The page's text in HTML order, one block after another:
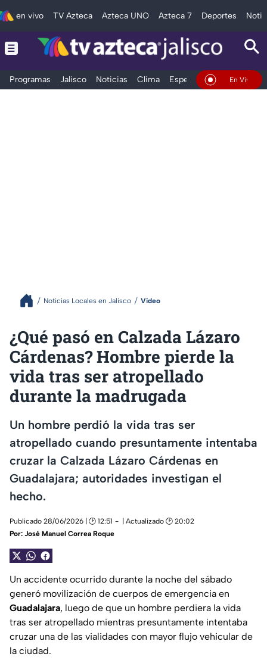
en vivo TV Azteca Azteca UNO Azteca 7 Deportes
Programas Jalisco Noticias Clima Espectáculos Deportes
En Vivo
Noticias Locales en Jalisco Video
¿Qué pasó en Calzada Lázaro
Cárdenas? Hombre pierde la
vida tras ser atropellado
durante la madrugada
Un hombre perdió la vida tras ser
atropellado cuando presuntamente intentaba
cruzar la Calzada Lázaro Cárdenas en
Guadalajara; autoridades investigan el
hecho.
Publicado 28/06/2026 | 🕑 12:51
| Actualizado 🕑 20:02
Por: José Manuel Correa Roque
Un accidente ocurrido durante la noche del sábado
generó movilización de cuerpos de emergencia en
Guadalajara, luego de que un hombre perdiera la vida
tras ser atropellado mientras presuntamente intentaba
cruzar una de las vialidades con mayor flujo vehicular de
la ciudad.